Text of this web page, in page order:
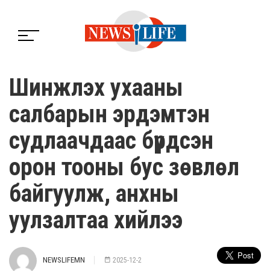
Шинжлэх ухааны
салбарын эрдэмтэн
судлаачдаас бүрдсэн
орон тооны бус зөвлөл
байгуулж, анхны
уулзалтаа хийлээ
NEWSLIFEMN 2025-12-2